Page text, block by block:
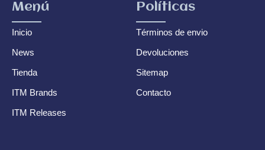
Menú
Inicio
News
Tienda
ITM Brands
ITM Releases
Políticas
Términos de envio
Devoluciones
Sitemap
Contacto